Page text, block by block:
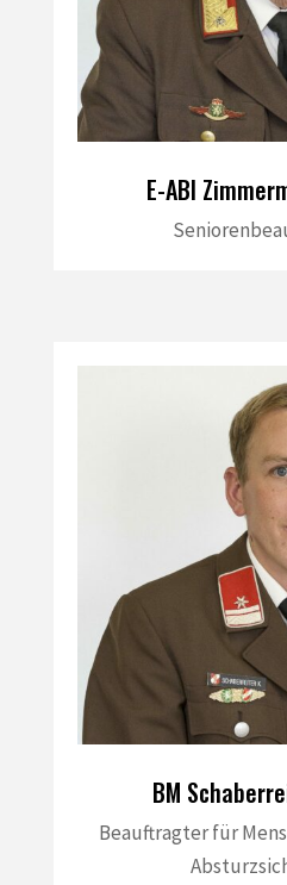
E-ABI
BM
Beauftragter für